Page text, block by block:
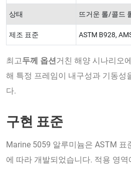
상태 뜨거운 롤/콜드
제조 표준 ASTM B928,
최고두께 옵션거친 해양 시나리오
해 특정 프레임이 내구성과 기동성
다.
구현 표준
Marine 5059 알루미늄은 ASTM 표
에 따라 개발되었습니다. 적용 영